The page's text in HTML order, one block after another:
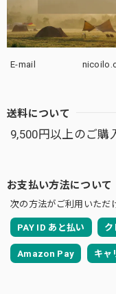
E-mail
送料について
9,500円以上のご購
お支払い方法について
次の方法がご利用いただ
PAY ID あと払い ク
Amazon Pay キャ